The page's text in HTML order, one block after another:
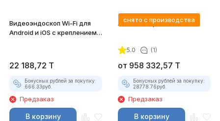
Видеоэндоскоп Wi-Fi для
Android и iOS с креплением
22 188,72 T
Бонусных рублей за покупку:
666.33руб.
Предзаказ
В корзину
снято с производства
Автосканер FCAR F5-G
5.0 (1)
от 958 332,57 T
Бонусных рублей за покупку:
28778.76руб.
Предзаказ
В корзину